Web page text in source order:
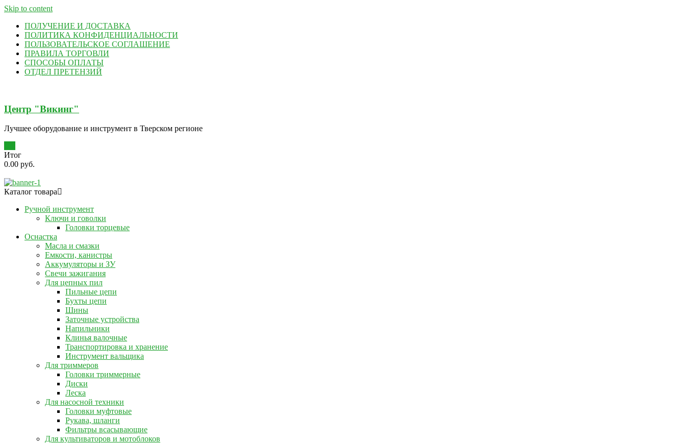
Skip to content
ПОЛУЧЕНИЕ И ДОСТАВКА
ПОЛИТИКА КОНФИДЕНЦИАЛЬНОСТИ
ПОЛЬЗОВАТЕЛЬСКОЕ СОГЛАШЕНИЕ
ПРАВИЛА ТОРГОВЛИ
СПОСОБЫ ОПЛАТЫ
ОТДЕЛ ПРЕТЕНЗИЙ
Центр "Викинг"
Лучшее оборудование и инструмент в Тверском регионе
Итог
0.00 руб.
Каталог товара
Ручной инструмент
Ключи и говолки
Головки торцевые
Оснастка
Масла и смазки
Емкости, канистры
Аккумуляторы и ЗУ
Свечи зажигания
Для цепных пил
Пильные цепи
Бухты цепи
Шины
Заточные устройства
Напильники
Клинья валочные
Транспортировка и хранение
Инструмент вальщика
Для триммеров
Головки триммерные
Диски
Леска
Для насосной техники
Головки муфтовые
Рукава, шланги
Фильтры всасывающие
Для культиваторов и мотоблоков